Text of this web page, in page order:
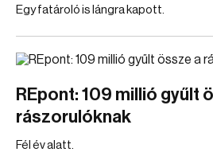
Egy fatároló is lángra kapott.
REpont: 109 millió gyűlt
rászorulóknak
Fél év alatt.